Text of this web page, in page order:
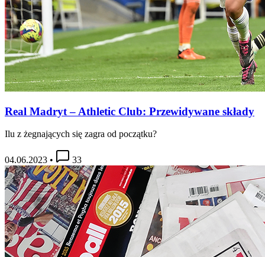
Real Madryt – Athletic Club: Przewidywane składy
Ilu z żegnających się zagra od początku?
04.06.2023 • 33